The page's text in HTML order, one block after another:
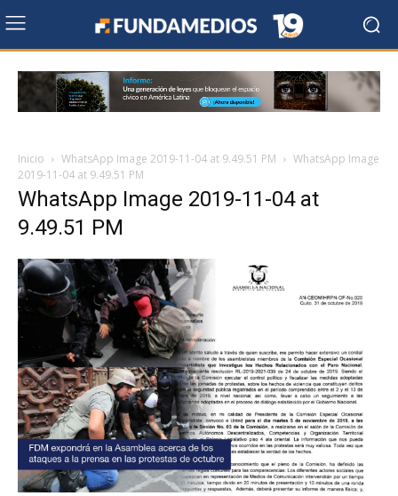
Inicio WhatsApp Image 2019-11-04 at 9.49.51 PM
WhatsApp Image
2019-11-04 at 9.49.51 PM
WhatsApp Image 2019-11-04 at
9.49.51 PM